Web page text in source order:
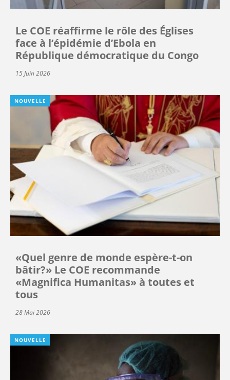
Le COE réaffirme le rôle des Églises
face à l’épidémie d’Ebola en
République démocratique du Congo
15 Juin 2026
NOUVELLE
«Quel genre de monde espère-t-on
bâtir?» Le COE recommande
«Magnifica Humanitas» à toutes et
tous
28 Mai 2026
NOUVELLE